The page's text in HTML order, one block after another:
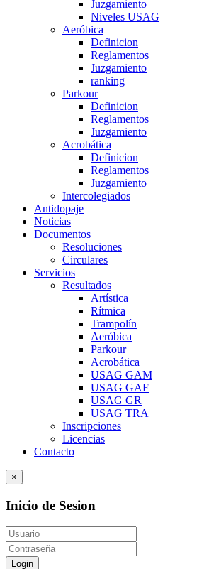
Juzgamiento
Niveles USAG
Aeróbica
Definicion
Reglamentos
Juzgamiento
ranking
Parkour
Definicion
Reglamentos
Juzgamiento
Acrobática
Definicion
Reglamentos
Juzgamiento
Intercolegiados
Antidopaje
Noticias
Documentos
Resoluciones
Circulares
Servicios
Resultados
Artística
Rítmica
Trampolín
Aeróbica
Parkour
Acrobática
USAG GAM
USAG GAF
USAG GR
USAG TRA
Inscripciones
Licencias
Contacto
×
Inicio de Sesion
Login